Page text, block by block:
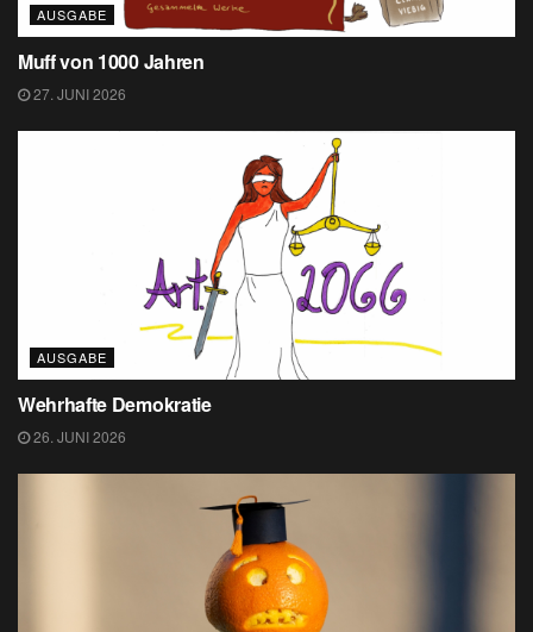
AUSGABE
Muff von 1000 Jahren
27. JUNI 2026
AUSGABE
Wehrhafte Demokratie
26. JUNI 2026